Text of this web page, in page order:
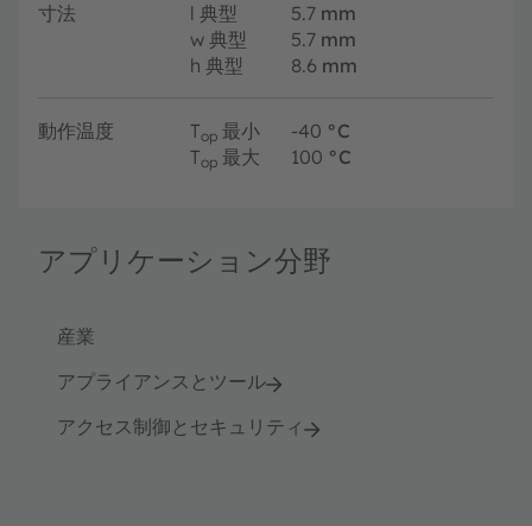
寸法 l 典型 5.7 mm
w 典型 5.7 mm
h 典型 8.6 mm
動作温度 Top 最小 -40 °C
Top 最大 100 °C
アプリケーション分野
産業
アプライアンスとツール
アクセス制御とセキュリティ